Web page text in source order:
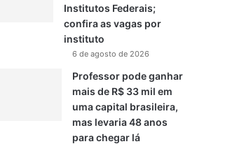
Institutos Federais;
confira as vagas por
instituto
6 de agosto de 2026
Professor pode ganhar
mais de R$ 33 mil em
uma capital brasileira,
mas levaria 48 anos
para chegar lá